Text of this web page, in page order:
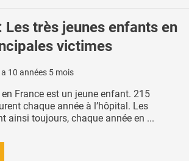
Les très jeunes enfants en
victimes
10 années 5 mois
France est un jeune enfant. 215
chaque année à l’hôpital. Les
ainsi toujours, chaque année en ...